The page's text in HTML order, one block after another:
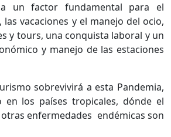
un factor fundamental para el
vacaciones y el manejo del ocio,
y tours, una conquista laboral y un
y manejo de las estaciones
sobrevivirá a esta Pandemia,
en los países tropicales, dónde el
enfermedades endémicas son